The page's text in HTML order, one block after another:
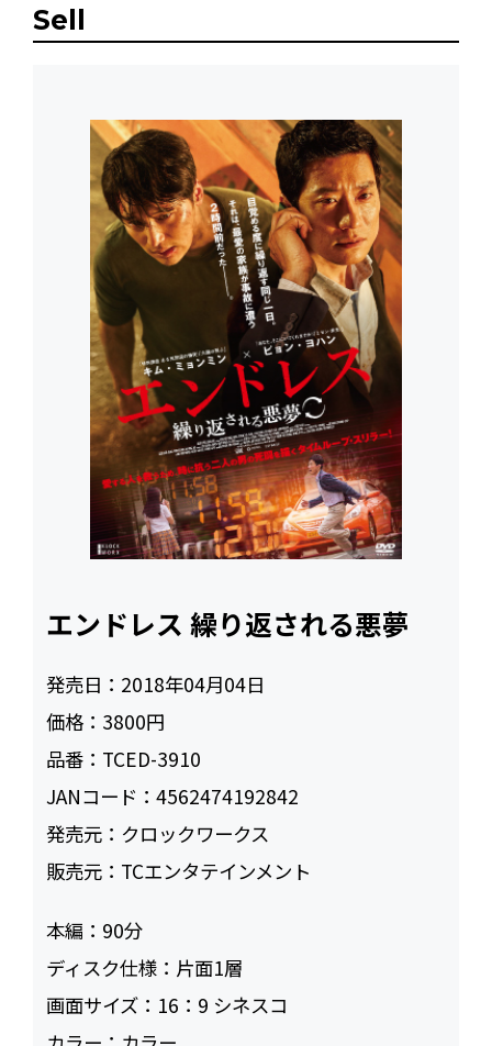
Sell
エンドレス 繰り返される悪夢
発売日： 2018年04月04日
価格： 3800円
品番： TCED-3910
JANコード：4562474192842
発売元： クロックワークス
販売元： TCエンタテインメント
本編： 90
ディスク仕様： 片面1層
画面サイズ： 16：9 シネスコ